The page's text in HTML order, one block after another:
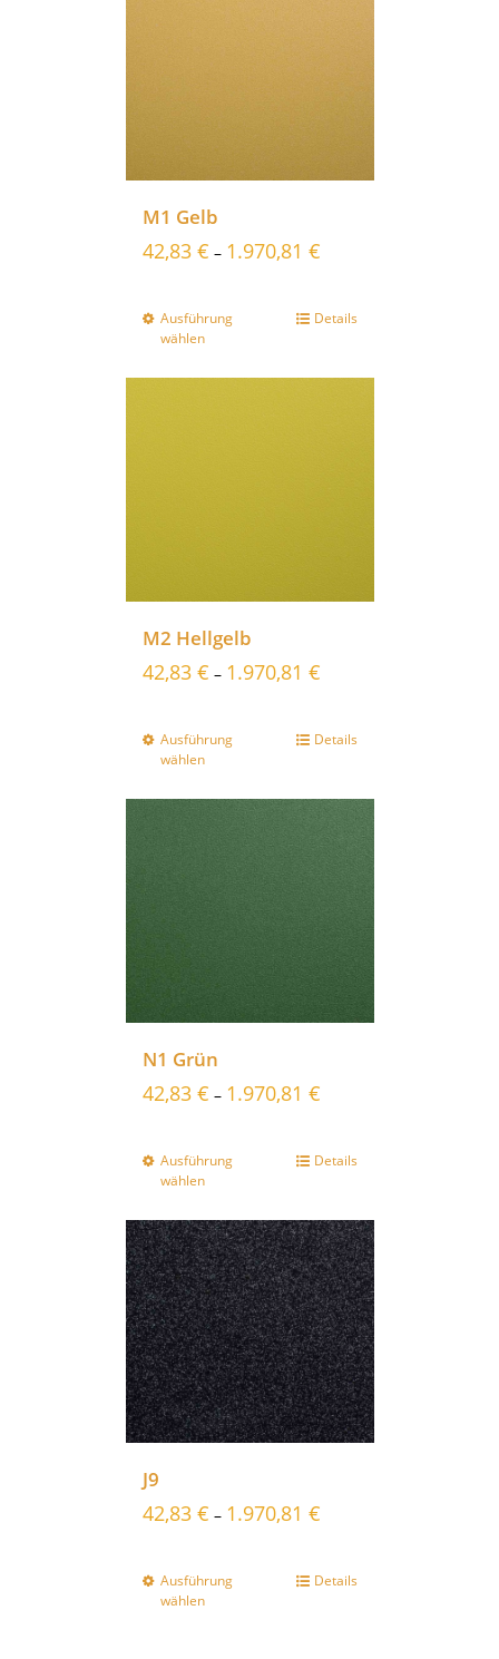
M1 Gelb
42,83 € – 1.970,81 €
Ausführung
wählen
Details
M2 Hellgelb
42,83 € – 1.970,81 €
Ausführung
wählen
Details
N1 Grün
42,83 € – 1.970,81 €
Ausführung
wählen
Details
J9
42,83 € – 1.970,81 €
Ausführung
wählen
Details